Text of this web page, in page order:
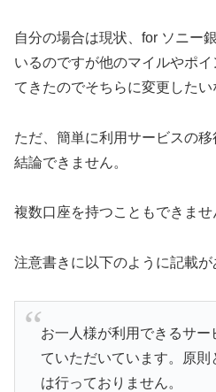
自分の場合は現状、for ソニー
いるのですが他のマイルやポ
てきたのでそちらに変更したい
ただ、簡単に利用サービスの
結論できません。
複数口座を持つこともできませ
注意書きに以下のように記載が
お一人様が利用できるサ
ていただいています。原
は行っておりません。